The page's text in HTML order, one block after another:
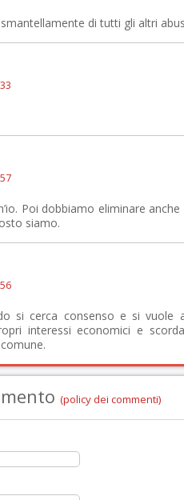
di tutti gli altri
Poi dobbiamo eliminare
siamo.
si cerca consenso e si vuole
interessi economici e
(policy dei commenti)